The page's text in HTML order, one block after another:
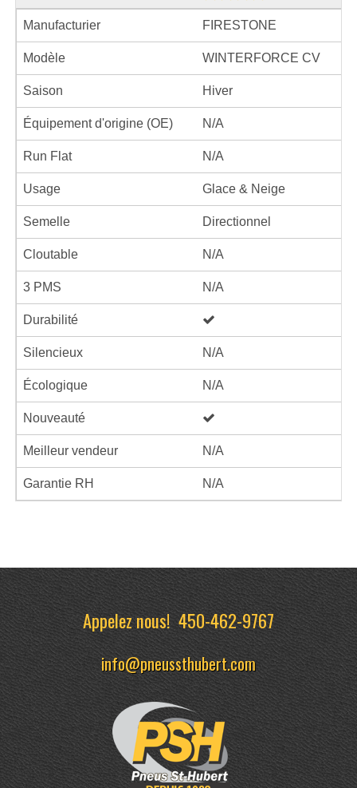
Manufacturier FIRESTONE
Modèle WINTERFORCE CV
Saison Hiver
Équipement d'origine (OE) N/A
Run Flat N/A
Usage Glace & Neige
Semelle Directionnel
Cloutable N/A
3 PMS N/A
Durabilité
Silencieux N/A
Écologique N/A
Nouveauté
Meilleur vendeur N/A
Garantie RH N/A
Appelez nous!450-462-9767
info@pneussthubert.com